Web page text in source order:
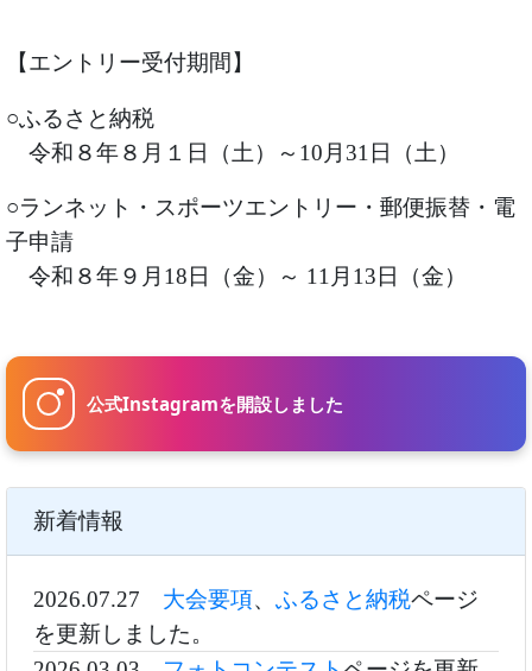
【エントリー受付期間】
○ふるさと納税
令和８年８月１日（土）～10月31日（土）
○ランネット・スポーツエントリー・郵便振替・電
子申請
令和８年９月18日（金）～ 11月13日（金）
公式Instagramを開設しました
新着情報
2026.07.27 大会要項、 ふるさと納税ページ
を更新しました。